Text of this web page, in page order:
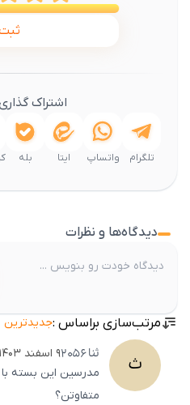
اشتراک
تلگرام واتساپ ایتا بله
دیدگاه‌ها و نظرات
مرتب‌سازی براساس :جدیدترین
ث ثنا2056۹ اسفند ۱۴۰۳
مدرسین این بسته
متفاوتن؟